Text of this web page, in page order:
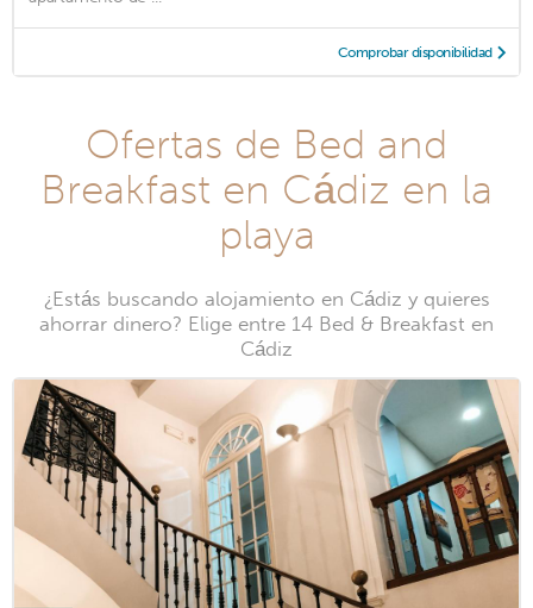
Comprobar disponibilidad
Ofertas de Bed and
Breakfast en Cádiz en la
playa
¿Estás buscando alojamiento en Cádiz y quieres
ahorrar dinero? Elige entre 14 Bed & Breakfast en
Cádiz